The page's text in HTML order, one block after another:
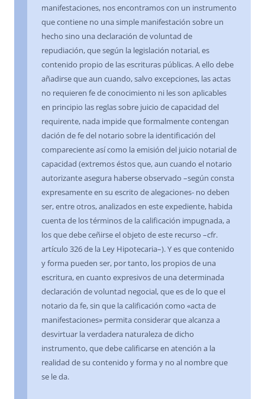
manifestaciones, nos encontramos con un instrumento
que contiene no una simple manifestación sobre un
hecho sino una declaración de voluntad de
repudiación, que según la legislación notarial, es
contenido propio de las escrituras públicas. A ello debe
añadirse que aun cuando, salvo excepciones, las actas
no requieren fe de conocimiento ni les son aplicables
en principio las reglas sobre juicio de capacidad del
requirente, nada impide que formalmente contengan
dación de fe del notario sobre la identificación del
compareciente así como la emisión del juicio notarial de
capacidad (extremos éstos que, aun cuando el notario
autorizante asegura haberse observado –según consta
expresamente en su escrito de alegaciones- no deben
ser, entre otros, analizados en este expediente, habida
cuenta de los términos de la calificación impugnada, a
los que debe ceñirse el objeto de este recurso –cfr.
artículo 326 de la Ley Hipotecaria–). Y es que contenido
y forma pueden ser, por tanto, los propios de una
escritura, en cuanto expresivos de una determinada
declaración de voluntad negocial, que es de lo que el
notario da fe, sin que la calificación como «acta de
manifestaciones» permita considerar que alcanza a
desvirtuar la verdadera naturaleza de dicho
instrumento, que debe calificarse en atención a la
realidad de su contenido y forma y no al nombre que
se le da.